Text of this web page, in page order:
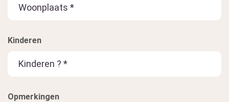
Kinderen
Opmerkingen